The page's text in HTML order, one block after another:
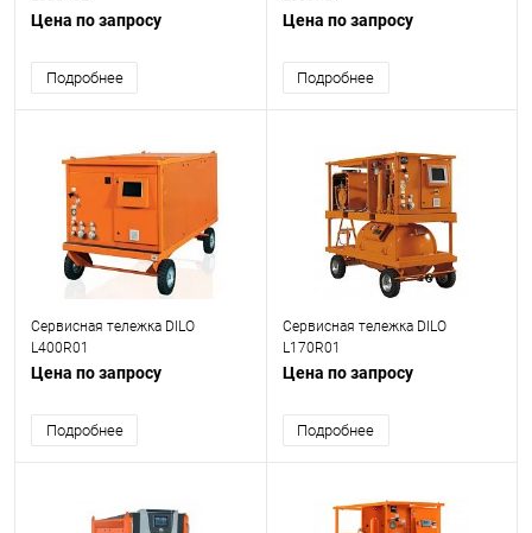
Цена по запросу
Подробнее
Цена по запросу
Подробнее
Сервисная тележка DILO
L400R01
Цена по запросу
Подробнее
Сервисная тележка DILO
L170R01
Цена по запросу
Подробнее